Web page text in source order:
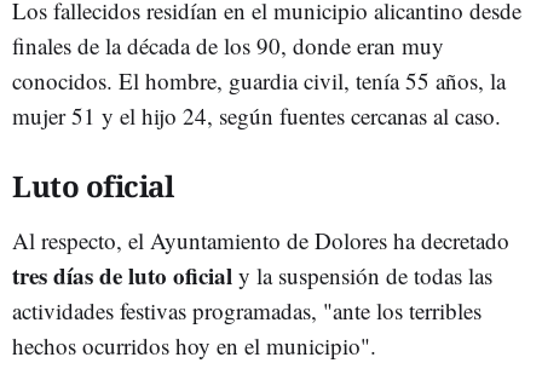
Los fallecidos residían en el municipio alicantino desde
finales de la década de los 90, donde eran muy
conocidos. El hombre, guardia civil, tenía 55 años, la
mujer 51 y el hijo 24, según fuentes cercanas al caso.
Luto oficial
Al respecto, el Ayuntamiento de Dolores ha decretado
tres días de luto oficial y la suspensión de todas las
actividades festivas programadas, "ante los terribles
hechos ocurridos hoy en el municipio".